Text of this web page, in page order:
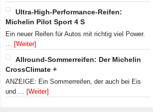
Ultra-High-Performance-Reifen:
Michelin Pilot Sport 4 S
Ein neuer Reifen für Autos mit richtig viel Power.
… [Weiter]
Allround-Sommerreifen: Der Michelin
CrossClimate +
ANZEIGE: Ein Sommerreifen, der auch bei Eis
und … [Weiter]